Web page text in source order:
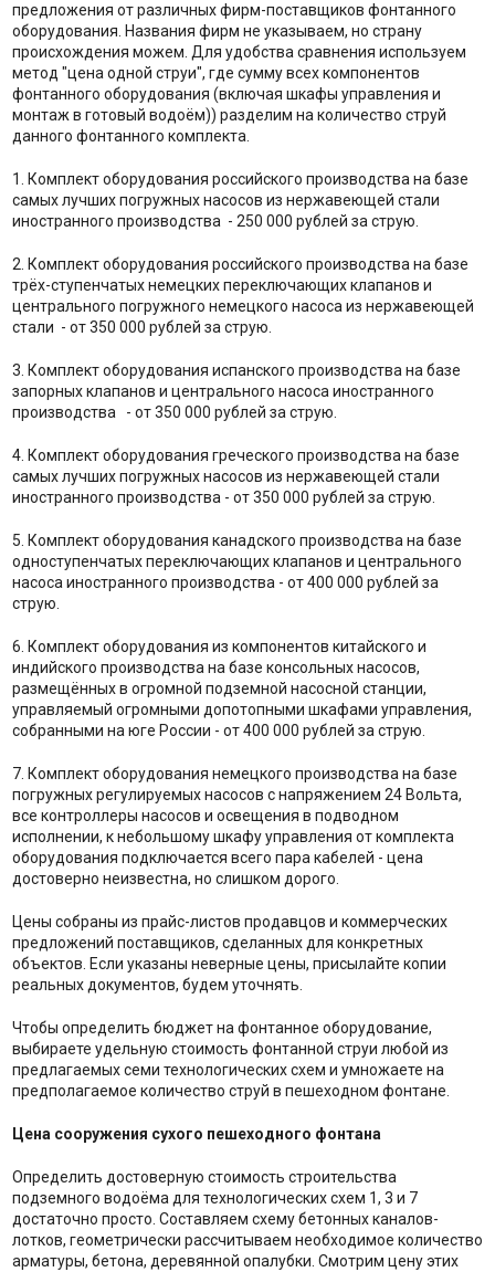
предложения от различных фирм-поставщиков фонтанного
оборудования. Названия фирм не указываем, но страну
происхождения можем. Для удобства сравнения используем
метод "цена одной струи", где сумму всех компонентов
фонтанного оборудования (включая шкафы управления и
монтаж в готовый водоём)) разделим на количество струй
данного фонтанного комплекта.
1. Комплект оборудования российского производства на базе
самых лучших погружных насосов из нержавеющей стали
иностранного производства - 250 000 рублей за струю.
2. Комплект оборудования российского производства на базе
трёх-ступенчатых немецких переключающих клапанов и
центрального погружного немецкого насоса из нержавеющей
стали - от 350 000 рублей за струю.
3. Комплект оборудования испанского производства на базе
запорных клапанов и центрального насоса иностранного
производства - от 350 000 рублей за струю.
4. Комплект оборудования греческого производства на базе
самых лучших погружных насосов из нержавеющей стали
иностранного производства - от 350 000 рублей за струю.
5. Комплект оборудования канадского производства на базе
одноступенчатых переключающих клапанов и центрального
насоса иностранного производства - от 400 000 рублей за
струю.
6. Комплект оборудования из компонентов китайского и
индийского производства на базе консольных насосов,
размещённых в огромной подземной насосной станции,
управляемый огромными допотопными шкафами управления,
собранными на юге России - от 400 000 рублей за струю.
7. Комплект оборудования немецкого производства на базе
погружных регулируемых насосов с напряжением 24 Вольта,
все контроллеры насосов и освещения в подводном
исполнении, к небольшому шкафу управления от комплекта
оборудования подключается всего пара кабелей - цена
достоверно неизвестна, но слишком дорого.
Цены собраны из прайс-листов продавцов и коммерческих
предложений поставщиков, сделанных для конкретных
объектов. Если указаны неверные цены, присылайте копии
реальных документов, будем уточнять.
Чтобы определить бюджет на фонтанное оборудование,
выбираете удельную стоимость фонтанной струи любой из
предлагаемых семи технологических схем и умножаете на
предполагаемое количество струй в пешеходном фонтане.
Цена сооружения сухого пешеходного фонтана
Определить достоверную стоимость строительства
подземного водоёма для технологических схем 1, 3 и 7
достаточно просто. Составляем схему бетонных каналов-
лотков, геометрически рассчитываем необходимое количество
арматуры, бетона, деревянной опалубки. Смотрим цену этих